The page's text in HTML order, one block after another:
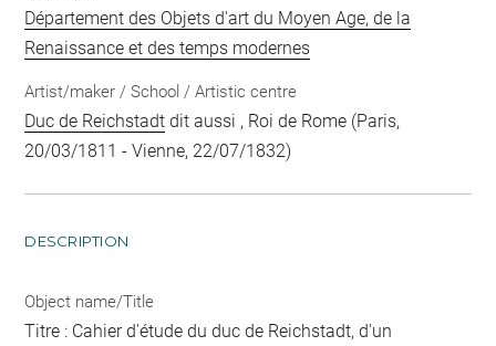
Département des Objets d'art du Moyen Age, de la
Renaissance et des temps modernes
Artist/maker / School / Artistic centre
Duc de Reichstadt dit aussi , Roi de Rome (Paris,
20/03/1811 - Vienne, 22/07/1832)
DESCRIPTION
Object name/Title
Titre : Cahier d'étude du duc de Reichstadt, d'un